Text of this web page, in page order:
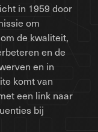
in 1959 door
om
de kwaliteit,
en de
en in
komt van
een link naar
bij